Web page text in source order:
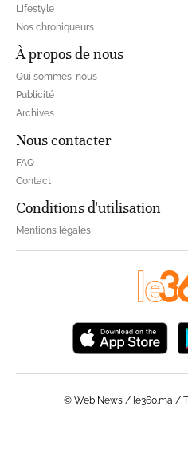
Lifestyle
Nos chroniqueurs
À propos de nous
Qui sommes-nous
Publicité
Archives
Nous contacter
FAQ
Contact
Conditions d'utilisation
Mentions légales
© Web News / le360.ma /